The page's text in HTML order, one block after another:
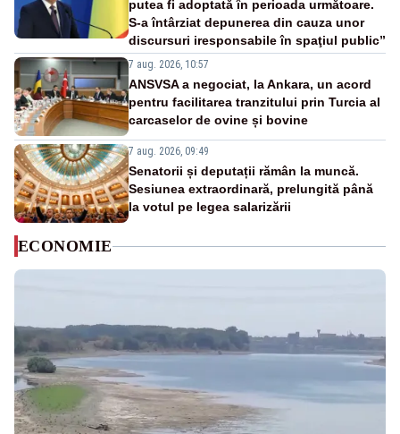
putea fi adoptată în perioada următoare.
S-a întârziat depunerea din cauza unor
discursuri iresponsabile în spaţiul public”
7 aug. 2026, 10:57
ANSVSA a negociat, la Ankara, un acord
pentru facilitarea tranzitului prin Turcia al
carcaselor de ovine și bovine
7 aug. 2026, 09:49
Senatorii și deputații rămân la muncă.
Sesiunea extraordinară, prelungită până
la votul pe legea salarizării
ECONOMIE